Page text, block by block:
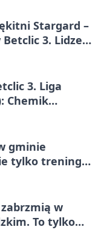
Stargard –
Betclic 3. Lidze
3. Liga
Chemik
gminie
tylko trening
w
To tylko